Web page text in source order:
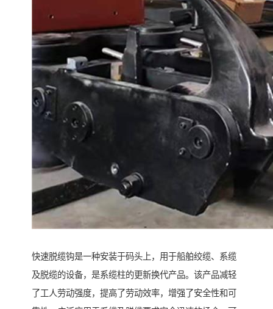
快速脱缆钩是一种安装于码头上，用于船舶绞缆、系缆
及脱缆的设备，是系缆柱的更新换代产品。该产品减轻
了工人劳动强度，提高了劳动效率，增强了安全性和可